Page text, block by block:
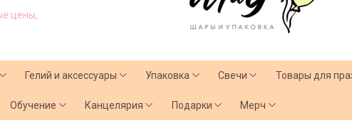
цены,
Гелий и аксессуары Упаковка Свечи Товары для
Обучение Канцелярия Подарки Мерч